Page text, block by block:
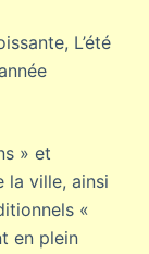
L’été
» et
la ville, ainsi
«
en plein